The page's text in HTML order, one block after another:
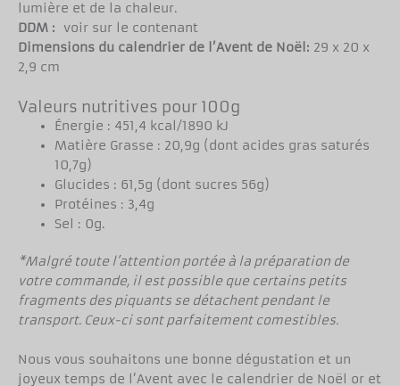
lumière et de la chaleur.
DDM : voir sur le contenant
Dimensions du calendrier de l’Avent de Noël: 29 x 20 x
2,9 cm
Valeurs nutritives pour 100g
Énergie : 451,4 kcal/1890 kJ
Matière Grasse : 20,9g (dont acides gras saturés
10,7g)
Glucides : 61,5g (dont sucres 56g)
Protéines : 3,4g
Sel : 0g.
*Malgré toute l’attention portée à la préparation de
votre commande, il est possible que certains petits
fragments des piquants se détachent pendant le
transport. Ceux-ci sont parfaitement comestibles.
Nous vous souhaitons une bonne dégustation et un
joyeux temps de l’Avent avec le calendrier de Noël or et